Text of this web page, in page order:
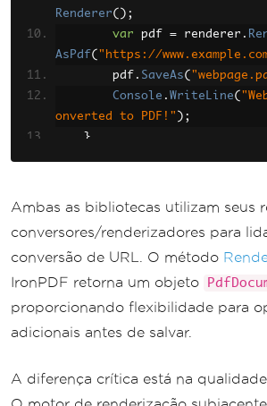
Renderer();
var pdf = renderer .
AsPdf( "https://
        pdf
. SaveAs(
Console . WriteLine(
onverted to PDF!" );
}
Ambas as bibliotecas utilizam seus
conversores/renderizadores para
conversão de URL. O método
IronPDF retorna um objeto
proporcionando flexibilidade para
adicionais antes de salvar.
A diferença crítica está na